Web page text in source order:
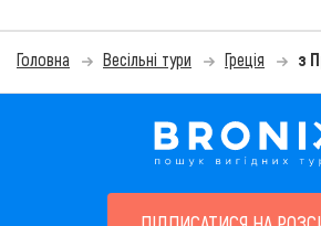
Головна Весільні тури Греція з